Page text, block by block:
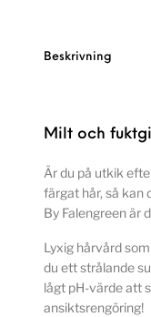
Beskrivning
Milt och
Är du på utkik
färgat hår, så kan
By Falengreen är
Lyxig hårvård
du ett strålande
lågt pH-värde att
ansiktsrengöring!